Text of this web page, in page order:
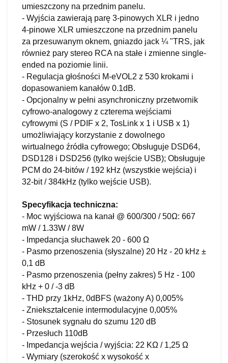
umieszczony na przednim panelu.
- Wyjścia zawierają parę 3-pinowych XLR i jedno
4-pinowe XLR umieszczone na przednim panelu
za przesuwanym oknem, gniazdo jack ¼ "TRS, jak
również pary stereo RCA na stałe i zmienne single-
ended na poziomie linii.
- Regulacja głośności M-eVOL2 z 530 krokami i
dopasowaniem kanałów 0.1dB.
- Opcjonalny w pełni asynchroniczny przetwornik
cyfrowo-analogowy z czterema wejściami
cyfrowymi (S / PDIF x 2, TosLink x 1 i USB x 1)
umożliwiający korzystanie z dowolnego
wirtualnego źródła cyfrowego; Obsługuje DSD64,
DSD128 i DSD256 (tylko wejście USB); Obsługuje
PCM do 24-bitów / 192 kHz (wszystkie wejścia) i
32-bit / 384kHz (tylko wejście USB).
Specyfikacja techniczna:
- Moc wyjściowa na kanał @ 600/300 / 50Ω: 667
mW / 1.33W / 8W
- Impedancja słuchawek 20 - 600 Ω
- Pasmo przenoszenia (słyszalne) 20 Hz - 20 kHz ±
0,1 dB
- Pasmo przenoszenia (pełny zakres) 5 Hz - 100
kHz + 0 / -3 dB
- THD przy 1kHz, 0dBFS (ważony A) 0,005%
- Zniekształcenie intermodulacyjne 0,005%
- Stosunek sygnału do szumu 120 dB
- Przesłuch 110dB
- Impedancja wejścia / wyjścia: 22 KΩ / 1,25 Ω
- Wymiary (szerokość x wysokość x